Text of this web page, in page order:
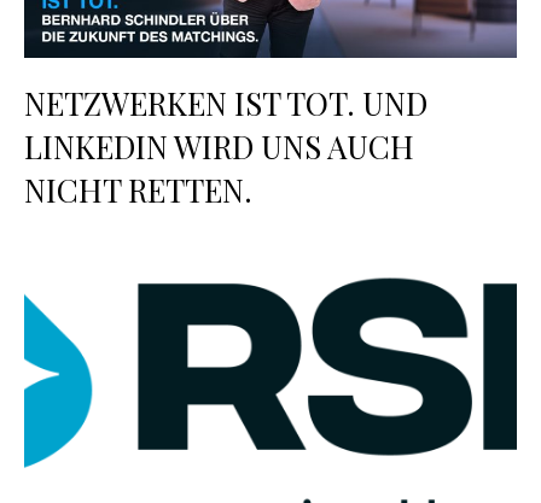
NETZWERKEN IST TOT. UND
LINKEDIN WIRD UNS AUCH
NICHT RETTEN.